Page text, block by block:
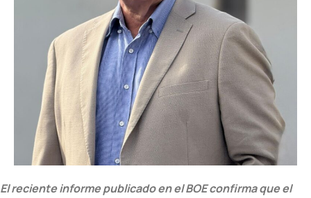
El reciente informe publicado en el BOE confirma que el